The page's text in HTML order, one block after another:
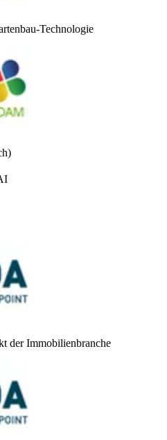
Technologie
der Immobilienbranche